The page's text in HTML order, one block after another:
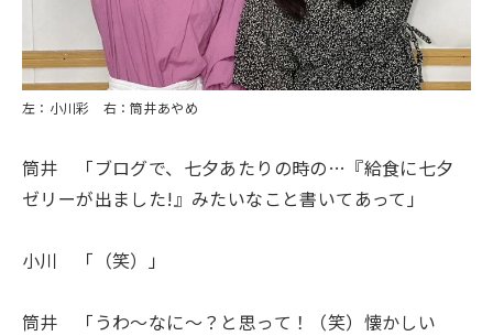
左：小川彩 右：筒井あやめ
筒井 「ブログで、七夕あたりの時の…『給食に七夕
ゼリーが出ました!』みたいなこと書いてあって」
小川 「（笑）」
筒井 「うわ〜なに〜？と思って！（笑）懐かしい